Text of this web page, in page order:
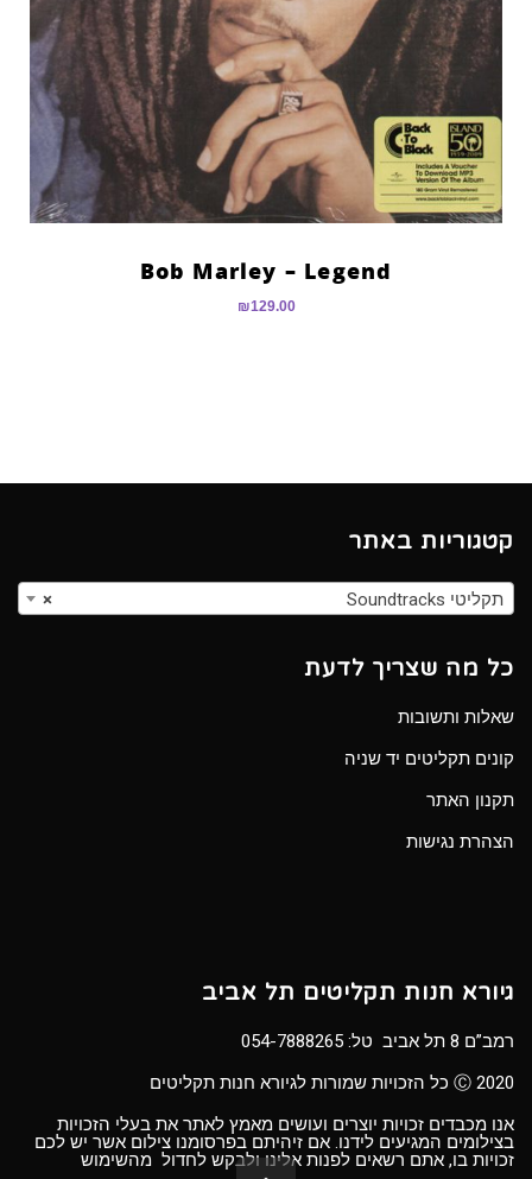
Bob Marley – Legend
₪129.00
קטגוריות באתר
× תקליטי Soundtracks
כל מה שצריך לדעת
שאלות ותשובות
קונים תקליטים יד שניה
תקנון האתר
הצהרת נגישות
גיורא חנות תקליטים תל אביב
רמב”ם 8 תל אביב טל:
054-7888265
Ⓒ 2020 כל הזכויות שמורות לגיורא חנות תקליטים
אנו מכבדים זכויות יוצרים ועושים מאמץ לאתר את בעלי הזכויות
בצילומים המגיעים לידנו. אם זיהיתם בפרסומנו צילום אשר יש לכם
זכויות בו, אתם רשאים לפנות אלינו ולבקש לחדול מהשימוש